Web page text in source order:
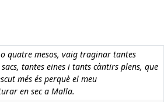
quatre mesos, vaig traginar tantes
tantes eines i tants càntirs plens, que
més és perquè el meu
en sec a Malla.